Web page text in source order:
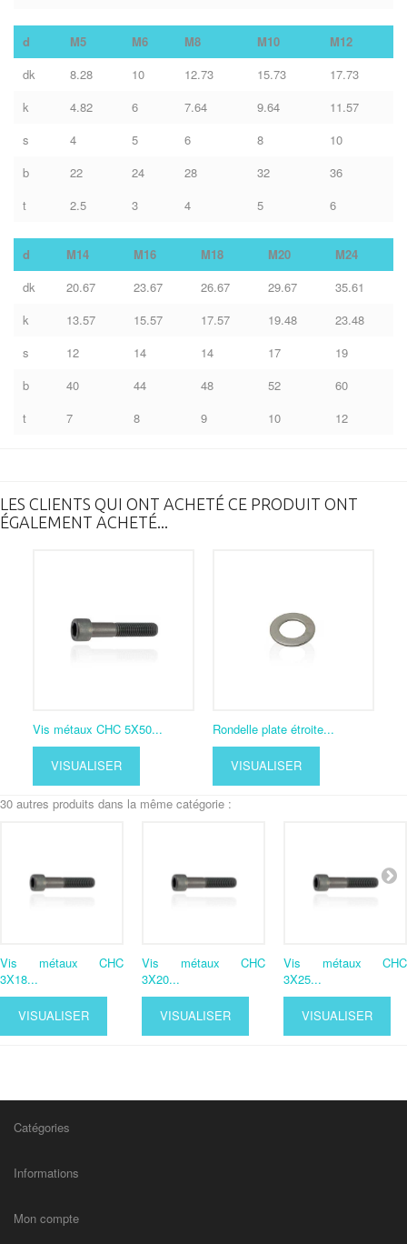
d M5 M6 M8 M10
M12
dk
8.28 10 12.73 15.73
17.73
k
4.82 6 7.64 9.64
11.57
s
4 5 6 8
10
b
22 24 28 32
36
t
2.5 3 4 5 6
d M14 M16 M18 M20
M24
dk
20.67 23.67 26.67 29.67
35.61
k
13.57 15.57 17.57 19.48
23.48
s
12 14 14 17
19
b
40 44 48 52
60
t
7 8 9 10 12
LES CLIENTS QUI ONT ACHETÉ CE PRODUIT ONT
ÉGALEMENT ACHETÉ...
Vis métaux CHC 5X50...
VISUALISER
Rondelle plate étroite...
VISUALISER
30 autres produits dans la même catégorie :
Vis métaux CHC
3X18...
VISUALISER
Vis métaux CHC
3X20...
VISUALISER
Vis métaux CHC
3X25...
VISUALISER
Catégories
Informations
Mon compte